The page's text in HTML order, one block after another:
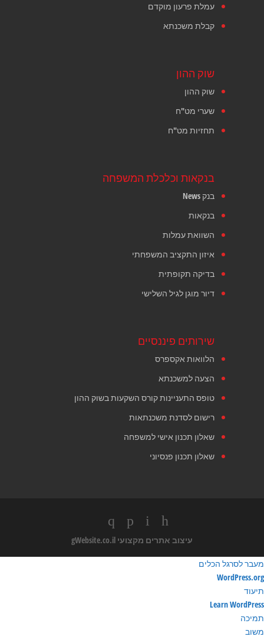
עמלת פרעון מוקדם
קבלת משכנתא
שוק ההון
שוק ההון
שערי מט"ח
תחזיות מט"ח
בנקאות וכלכלת המשפחה
בנק News
בנקאות
השוואת עמלות
איזון התקציב המשפחתי
בדיקה תקופתית
דיור מוגן לגיל השלישי
שירותים פיננסיים
הלוואות אקספרס
הצעה למשכנתא
טופס התעניינות קורס השקעות בשוק ההון
רישום לסדנת משכנתאות
שאלון תכנון אישי למשפחה
שאלון תכנון פנסיוני
עיצוב אתרים מקצועי
מעבר לסרגל הכלים
אודות
וורדפרס
WordPress.org
תיעוד
Learn WordPress
תמיכה
משוב